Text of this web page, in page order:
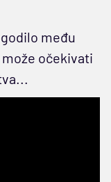
među
očekivati